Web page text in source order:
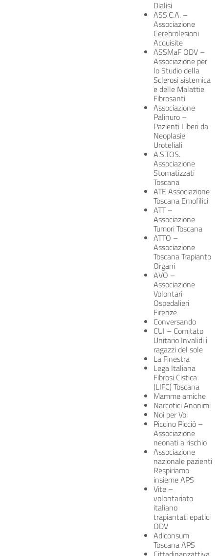
Dialisi
ASS.C.A. –
Associazione
Cerebrolesioni
Acquisite
ASSMaF ODV –
Associazione per
lo Studio della
Sclerosi sistemica
e delle Malattie
Fibrosanti
Associazione
Palinuro –
Pazienti Liberi da
Neoplasie
Uroteliali
A.S.TOS.
Associazione
Stomatizzati
Toscana
ATE Associazione
Toscana Emofilici
ATT –
Associazione
Tumori Toscana
ATTO –
Associazione
Toscana Trapianto
Organi
AVO –
Associazione
Volontari
Ospedalieri
Firenze
Conversando
CUI – Comitato
Unitario Invalidi i
ragazzi del sole
La Finestra
Lega Italiana
Fibrosi Cistica
(LIFC) Toscana
Mamme amiche
Narcotici Anonimi
Noi per Voi
Piccino Picciò –
Associazione
neonati a rischio
Associazione
nazionale pazienti
Respiriamo
insieme APS
Vite –
volontariato
italiano
trapiantati epatici
ODV
Adiconsum
Toscana APS